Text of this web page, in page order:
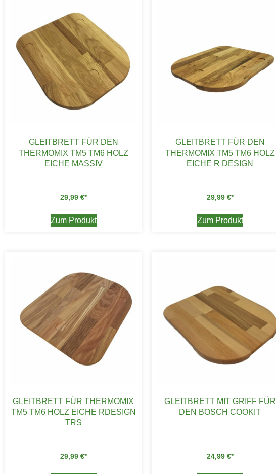
GLEITBRETT FÜR DEN
THERMOMIX TM5 TM6 HOLZ
EICHE MASSIV
29,99 €
Zum Produkt
GLEITBRETT FÜR DEN
THERMOMIX TM5 TM6 HOLZ
EICHE R DESIGN
29,99 €
Zum Produkt
GLEITBRETT FÜR THERMOMIX
TM5 TM6 HOLZ EICHE RDESIGN
TRS
29,99 €
GLEITBRETT MIT GRIFF FÜR
DEN BOSCH COOKIT
24,99 €